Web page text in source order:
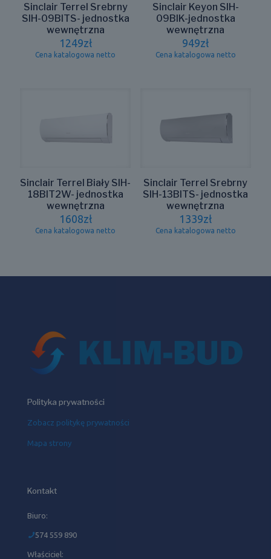
Sinclair Terrel Srebrny
SIH-09BITS- jednostka
wewnętrzna
1249zł
Cena katalogowa netto
Sinclair Keyon SIH-
09BIK-jednostka
wewnętrzna
949zł
Cena katalogowa netto
Sinclair Terrel Biały SIH-
18BIT2W- jednostka
wewnętrzna
1608zł
Cena katalogowa netto
Sinclair Terrel Srebrny
SIH-13BITS- jednostka
wewnętrzna
1339zł
Cena katalogowa netto
Polityka prywatności
Zobacz politykę prywatności
Mapa strony
Kontakt
Biuro:
574 559 890
Właściciel: